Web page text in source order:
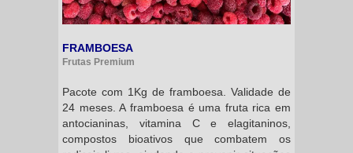
FRAMBOESA
Frutas Premium
Pacote com 1Kg de framboesa. Validade de
24 meses. A framboesa é uma fruta rica em
antocianinas, vitamina C e elagitaninos,
compostos bioativos que combatem os